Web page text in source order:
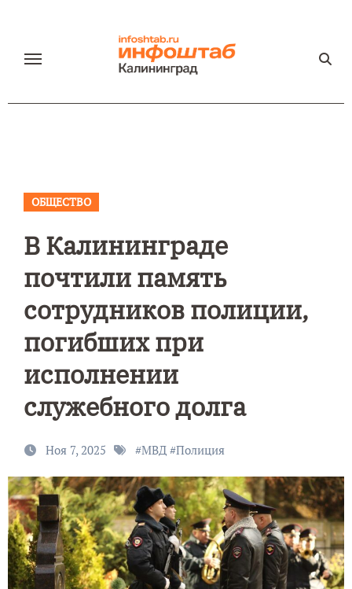
содержанию
ОБЩЕСТВО
В Калининграде
почтили память
сотрудников полиции,
погибших при
исполнении
служебного долга
Ноя 7, 2025 #МВД#Полиция